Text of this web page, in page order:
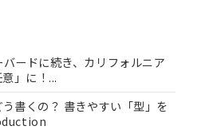
バードに続き、カリフォルニア
」に！...
書くの？ 書きやすい「型」を